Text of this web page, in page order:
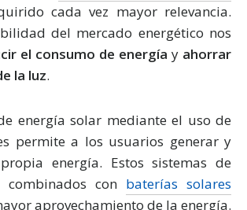
cada vez mayor relevancia.
del mercado energético nos
el consumo de energía y ahorrar
la luz.
energía solar mediante el uso de
permite a los usuarios generar y
energía. Estos sistemas de
combinados con baterías solares
aprovechamiento de la energía.